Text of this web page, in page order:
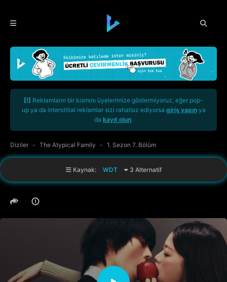
[!] Reklamların bir kısmını üyelerimize göstermiyoruz, eğer pop-
up ya da interstitial reklamlar sizi rahatsız ediyorsa giriş yapınya
da kayıt olun.
Diziler The Atypical Family 1. Sezon 7. Bölüm
Kaynak: WDT 3 Alternatif